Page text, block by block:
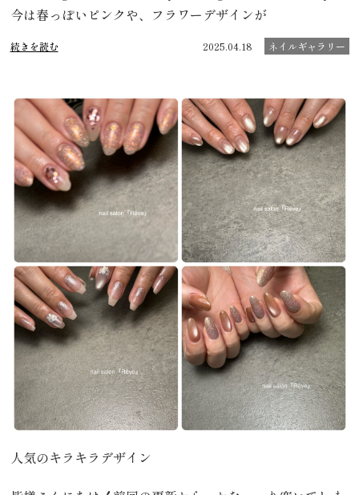
今は春っぽいピンクや、フラワーデザインが
続きを読む 2025.04.18 ネイルギャラリー
人気のキラキラデザイン